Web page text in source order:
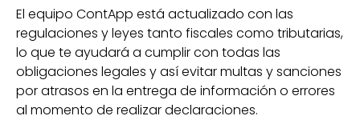
El equipo ContApp está actualizado con las
regulaciones y leyes tanto fiscales como tributarias,
lo que te ayudará a cumplir con todas las
obligaciones legales y así evitar multas y sanciones
por atrasos en la entrega de información o errores
al momento de realizar declaraciones.